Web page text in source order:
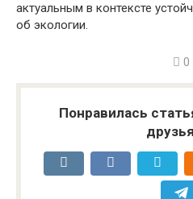
актуальным в контексте
об экологии.
0
Понравилась